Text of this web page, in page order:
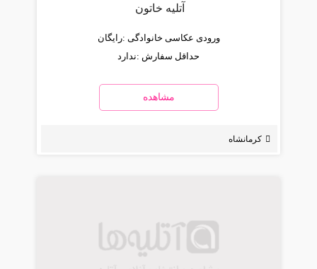
آتلیه خاتون
ورودی عکاسی خانوادگی :رایگان
حداقل سفارش :ندارد
مشاهده
کرمانشاه